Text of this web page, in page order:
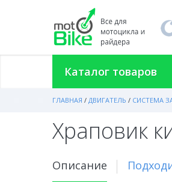
Каталог товаров
ГЛАВНАЯ / ДВИГАТЕЛЬ / СИСТЕМА
Храповик
Описание